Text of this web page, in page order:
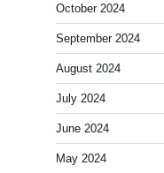
October 2024
September 2024
August 2024
July 2024
June 2024
May 2024